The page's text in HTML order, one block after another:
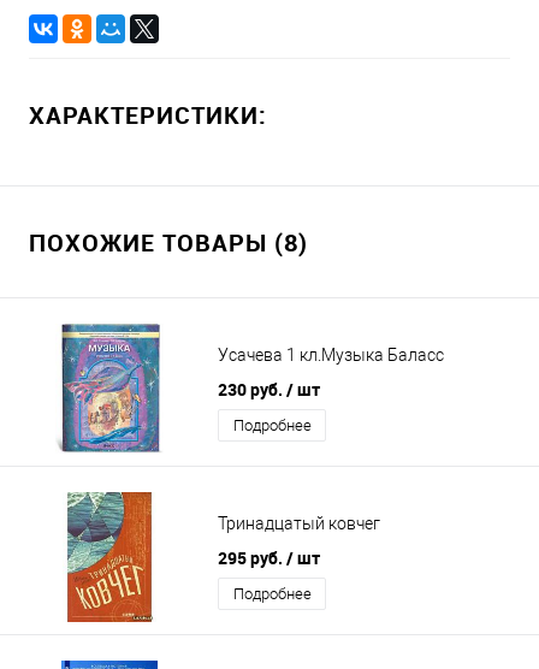
ХАРАКТЕРИСТИКИ:
ПОХОЖИЕ ТОВАРЫ (8)
Усачева 1 кл.Музыка Баласс
230 руб. / шт
Подробнее
Тринадцатый ковчег
295 руб. / шт
Подробнее